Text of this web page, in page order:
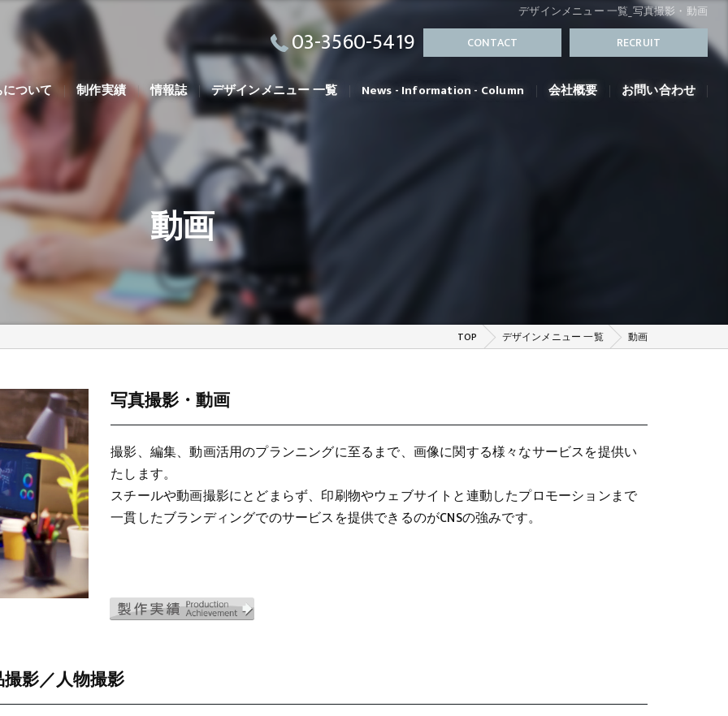
デザインメニュー 一覧_写真撮影・動画
03-3560-5419 CONTACT RECRUIT
ついて 制作実績 情報誌 デザインメニュー 一覧 News - Information - Column 会社概要 お問い合わせ
動画
TOP デザインメニュー 一覧 動画
写真撮影・動画
撮影、編集、動画活用のプランニングに至るまで、画像に関する様々なサービスを提供い
たします。
スチールや動画撮影にとどまらず、印刷物やウェブサイトと連動したプロモーションまで
一貫したブランディングでのサービスを提供できるのがCNSの強みです。
影／人物撮影